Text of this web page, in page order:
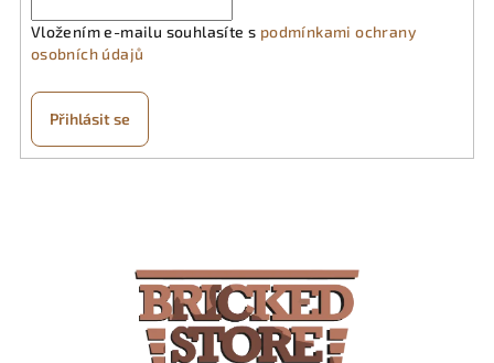
Vložením e-mailu souhlasíte s podmínkami ochrany
osobních údajů
Přihlásit se